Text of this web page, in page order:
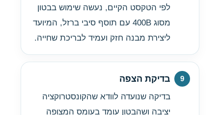
לפי הטקסט הקיים, נעשה שימוש בבטון
מסוג 400B עם תוסף סיבי ברזל, המיועד
ליצירת מבנה חזק ועמיד לבריכת שחייה.
בדיקת הצפה
בדיקה שנועדה לוודא שהקונסטרוקציה
יציבה ושהבטון עומד בעומס המצופה